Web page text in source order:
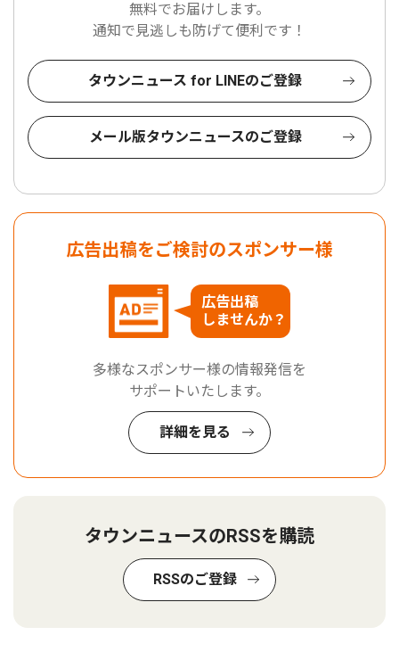
無料でお届けします。
通知で見逃しも防げて便利です！
タウンニュース for LINEのご登録
メール版タウンニュースのご登録
広告出稿をご検討のスポンサー様
広告出稿
しませんか？
多様なスポンサー様の情報発信を
サポートいたします。
詳細を見る
タウンニュースのRSSを購読
RSSのご登録